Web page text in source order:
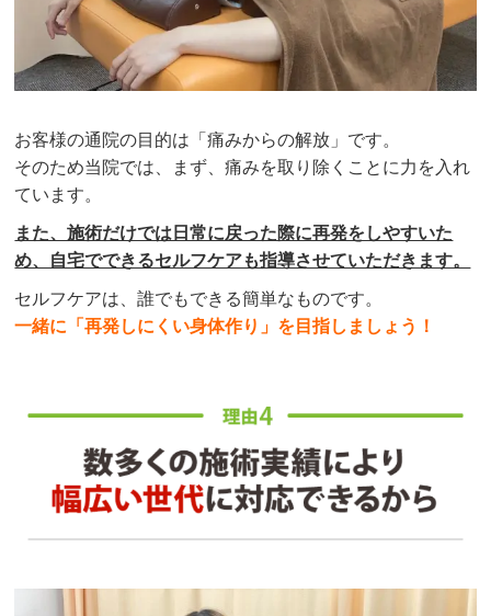
お客様の通院の目的は「痛みからの解放」です。
そのため当院では、まず、痛みを取り除くことに力を入れ
ています。
また、施術だけでは日常に戻った際に再発をしやすいた
め、自宅でできるセルフケアも指導させていただきます。
セルフケアは、誰でもできる簡単なものです。
一緒に「再発しにくい身体作り」を目指しましょう！